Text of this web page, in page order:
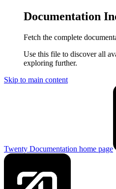
Documentation
Fetch the complete
Use this file to discover all
exploring further.
Skip to main content
Twenty Documentation home page